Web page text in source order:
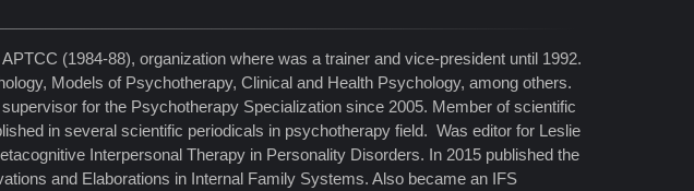
(1984-88), organization where was a trainer and vice-president until 1992.
Models of Psychotherapy, Clinical and Health Psychology, among others.
for the Psychotherapy Specialization since 2005. Member of scientific
in several scientific periodicals in psychotherapy field. Was editor for Leslie
Interpersonal Therapy in Personality Disorders. In 2015 published the
and Elaborations in Internal Family Systems. Also became an IFS